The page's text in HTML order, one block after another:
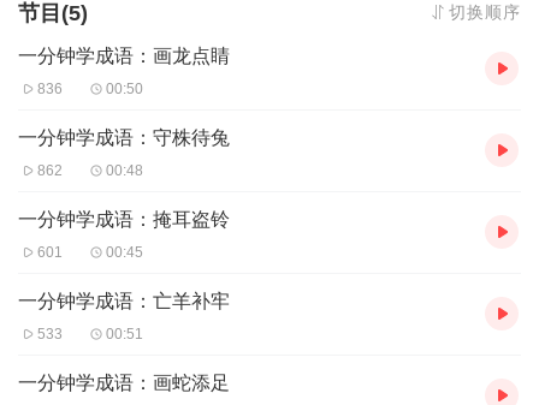
节目(5) 切换顺序
一分钟学成语：画龙点睛
836 00:50
一分钟学成语：守株待兔
862 00:48
一分钟学成语：掩耳盗铃
601 00:45
一分钟学成语：亡羊补牢
533 00:51
一分钟学成语：画蛇添足